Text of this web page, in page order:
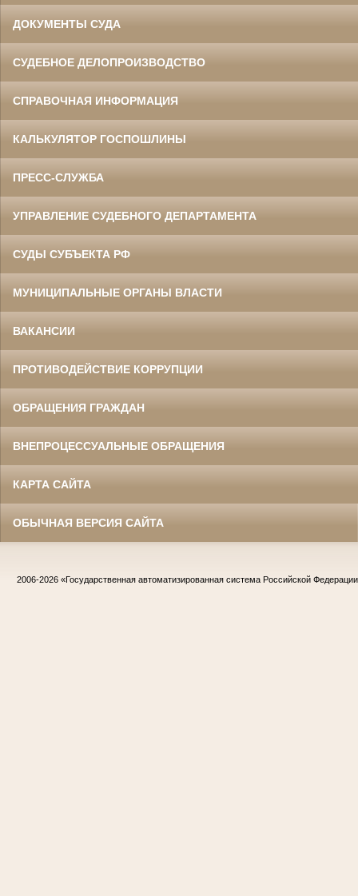
ДОКУМЕНТЫ СУДА
СУДЕБНОЕ ДЕЛОПРОИЗВОДСТВО
СПРАВОЧНАЯ ИНФОРМАЦИЯ
КАЛЬКУЛЯТОР ГОСПОШЛИНЫ
ПРЕСС-СЛУЖБА
УПРАВЛЕНИЕ СУДЕБНОГО ДЕПАРТАМЕНТА
СУДЫ СУБЪЕКТА РФ
МУНИЦИПАЛЬНЫЕ ОРГАНЫ ВЛАСТИ
ВАКАНСИИ
ПРОТИВОДЕЙСТВИЕ КОРРУПЦИИ
ОБРАЩЕНИЯ ГРАЖДАН
ВНЕПРОЦЕССУАЛЬНЫЕ ОБРАЩЕНИЯ
КАРТА САЙТА
ОБЫЧНАЯ ВЕРСИЯ САЙТА
2006-2026 «Государственная автоматизированная система Российской